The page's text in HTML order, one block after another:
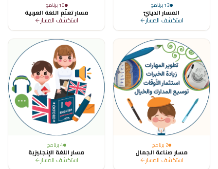
13 برنامج
المسار الدينيّ
استكشف المسار
10 برنامج
مسار تعلّم اللغة العربية
استكشف المسار
2 برنامج
مسار صناعة الجمال
استكشف المسار
4برنامج
مسار اللغة الإنجليزية
استكشف المسار